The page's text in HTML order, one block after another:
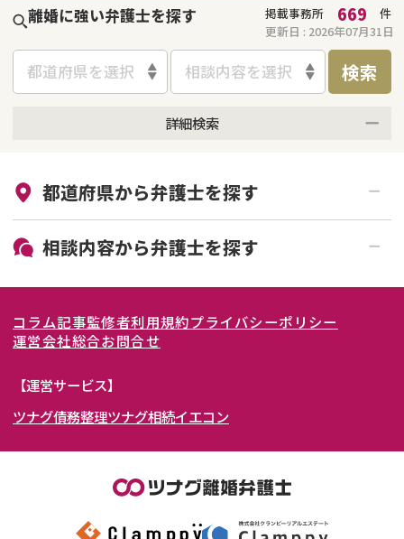
離婚に強い弁護士を探す 掲載事務所 669
件
更新日 : 2026年07月31日
都道府県を選択 相談内容を選択 検索
詳細検索
初回相談無料
土日祝の相談可能
都道府県から弁護士を探す
北海道・東北
北海道 青森県
岩手県 宮城県
秋田県
福島県
関東
東京都 神奈川県
埼玉県
茨城県 群馬県
東海
愛知県
岐阜県 山梨県
関西
大阪府 京都府
奈良県
和歌山県
北陸・甲信越
石川県
富山県
岡山県
九州・沖縄
相談内容から弁護士を探す
離婚裁判
親権・面会交流権
不貞・不倫慰謝料請求
養育費問題
財産分与
コラム記事監修者利用規約プライバシーポリシー
運営会社総合お問合せ
【運営サービス】
ツナグ債務整理ツナグ相続イエコン